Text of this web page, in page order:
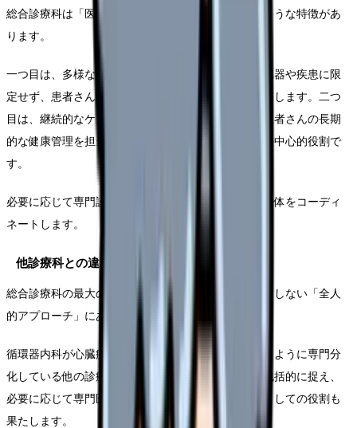
総合診療科は「医療の入口」として機能し、以下のような特徴があ
ります。
一つ目は、多様な症状・疾患への対応です。特定の臓器や疾患に限
定せず、患者さんの訴える症状を総合的に診断・治療します。二つ
目は、継続的なケアの提供です。慢性疾患を抱える患者さんの長期
的な健康管理を担当します。三つ目は、多職種連携の中心的役割で
す。
必要に応じて専門診療科へ紹介し、患者さんの治療全体をコーディ
ネートします。
他診療科との違い
総合診療科の最大の特徴は、特定の臓器や疾患に限定しない「全人
的アプローチ」にあります。
循環器内科が心臓疾患、消化器内科が胃腸疾患というように専門分
化している他の診療科と異なり、患者さんの症状を包括的に捉え、
必要に応じて専門医へ紹介する「ゲートキーパー」としての役割も
果たします。